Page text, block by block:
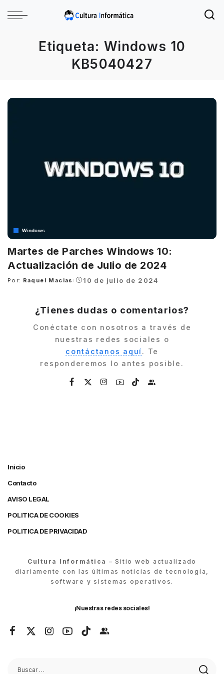
Etiqueta: Windows 10
KB5040427
Windows
Martes de Parches Windows 10:
Actualización de Julio de 2024
Posted
Por: Raquel Macias 10 de julio de 2024
¿Tienes dudas o comentarios?
Conéctate con nosotros a través de
nuestras redes sociales o
contáctanos aquí. Te
responderemos lo antes posible.
Inicio
Contacto
AVISO LEGAL
POLITICA DE COOKIES
POLITICA DE PRIVACIDAD
Cultura Informática – Sitio web actualizado
diariamente con las últimas noticias de tecnología,
software y sistemas operativos.
¡Nuestras redes sociales!